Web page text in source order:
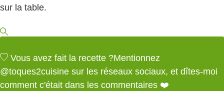
sur la table.
Vous avez fait la recette ?Mentionnez
@toques2cuisine sur les réseaux sociaux, et dîtes-moi
comment c'était dans les commentaires ❤️